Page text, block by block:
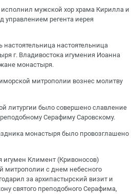
мужской хор храма Кирилла и
управлением регента иерея
настоятельница
г. Владивостока игумения Иоанна
монастыря.
митрополии вознес молитву
литургии было совершено славление
Серафиму Саровскому.
монастыря было провозглашено
Климент (Кривоносов)
митрополии с днем небесного
за архипастырский визит и
святого преподобного Серафима,